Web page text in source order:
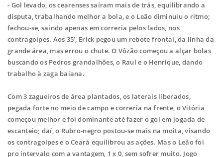
- Gol levado, os cearenses saíram mais de trás, equilibrando a
disputa, trabalhando melhor a bola, e o Leão diminuiu o ritmo;
fechou-se, saindo apenas em correria pelos lados, nos
contragolpes. Aos 35’, Erick pegou um rebote frontal, da linha da
grande área, mas errou o chute. O Vôzão começou a alçar bolas
buscando os Pedros grandalhões, o Raul e o Henrique, dando
trabalho à zaga baiana.
Com 3 zagueiros de área plantados, os laterais liberados,
pegada forte no meio decampo e correria na frente, o Vitória
começou melhor e foi dominante até fazer o golem jogada de
escanteio; daí, o Rubro-negro postou-se mais na moita, visando
os contragolpes e o Ceará equilibrou as ações. Mas o Leão foi
pro intervalo com avantagem, 1 x 0, sem sofrer muito. Jogo